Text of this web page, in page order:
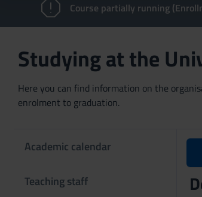
Course partially running
Studying at the
Here you can find information on the
enrolment to graduation.
Academic calendar
Teaching staff